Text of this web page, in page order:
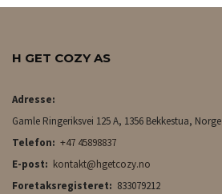
H GET COZY AS
Adresse:
Gamle Ringeriksvei 125 A, 1356 Bekkestua, Norge
Telefon: +47 45898837
E-post: kontakt@hgetcozy.no
Foretaksregisteret: 833079212